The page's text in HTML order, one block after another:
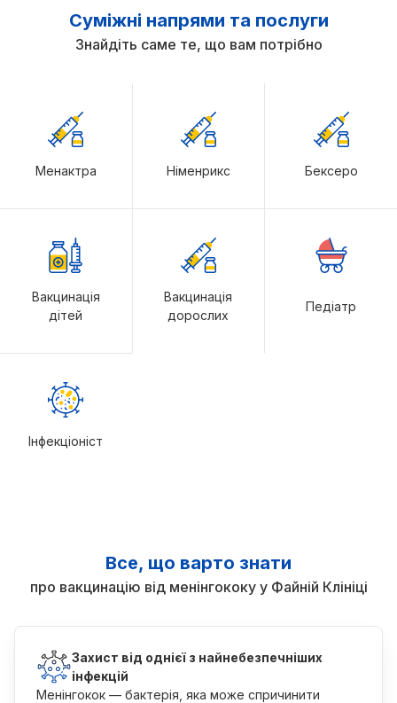
Суміжні напрями та послуги
Знайдіть саме те, що вам потрібно
Менактра Німенрикс Бексеро
Вакцинація
дітей
Вакцинація
дорослих
Педіатр
Інфекціоніст
Все, що варто знати
про вакцинацію від менінгококу у Файній Клініці
Захист від однієї з найнебезпечніших
інфекцій
Менінгокок — бактерія, яка може спричинити